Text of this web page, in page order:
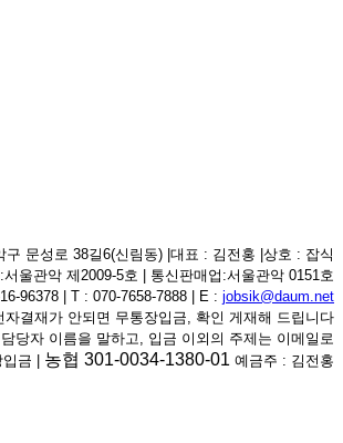
구 문성로 38길6(신림동) |대표 : 김전홍 |상호 : 잡식
울관악 제2009-5호 | 통신판매업:서울관악 0151호
96378 | T : 070-7658-7888 | E : jobsik@daum.net
자결재가 안되면 무통장입금, 확인 게재해 드립니다
당자 이름을 말하고, 입금 이외의 주제는 이메일로
금 | 농협 301-0034-1380-01 예금주 : 김전홍